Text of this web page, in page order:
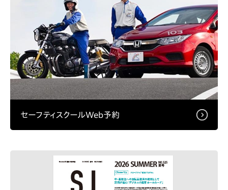
セーフティスクールWeb予約